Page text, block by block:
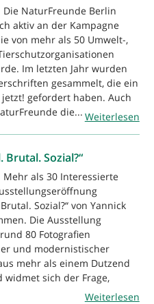
Die NaturFreunde Berlin
aktiv an der Kampagne
von mehr als 50 Umwelt-,
Im letzten Jahr wurden
gesammelt, die ein
gefordert haben. Auch
die... Weiterlesen
Sozial?“
Mehr als 30 Interessierte
Sozial?“ von Yannick
Die Ausstellung
80 Fotografien
und modernistischer
mehr als einem Dutzend
widmet sich der Frage,
Weiterlesen